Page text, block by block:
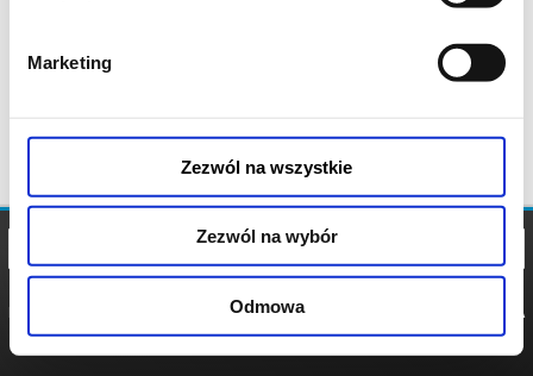
Marketing
Zezwól na wszystkie
Zezwól na wybór
Odmowa
POLITYKA
POLITYKA